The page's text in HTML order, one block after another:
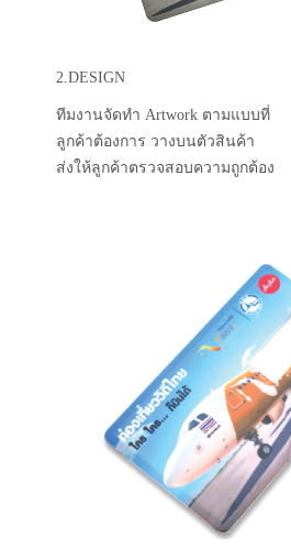
2.DESIGN
ทีมงานจัดทำ Artwork ตามแบบที่
ลูกค้าต้องการ วางบนตัวสินค้า
ส่งให้ลูกค้าตรวจสอบความถูกต้อง